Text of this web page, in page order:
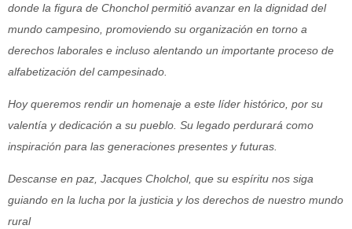
donde la figura de Chonchol permitió avanzar en la dignidad del
mundo campesino, promoviendo su organización en torno a
derechos laborales e incluso alentando un importante proceso de
alfabetización del campesinado.
Hoy queremos rendir un homenaje a este líder histórico, por su
valentía y dedicación a su pueblo. Su legado perdurará como
inspiración para las generaciones presentes y futuras.
Descanse en paz, Jacques Cholchol, que su espíritu nos siga
guiando en la lucha por la justicia y los derechos de nuestro mundo
rural